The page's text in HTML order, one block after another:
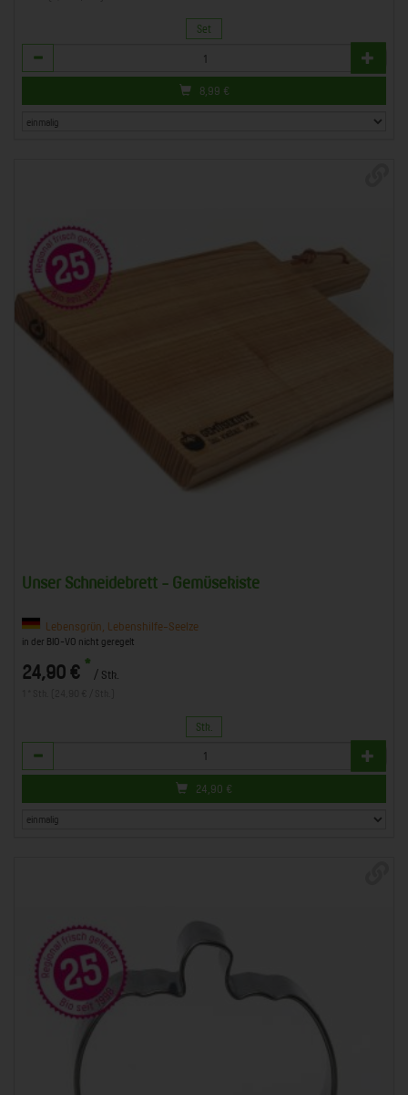
Set
Anzahl
8,99 €
Unser Schneidebrett - Gemüsekiste
Lebensgrün, Lebenshilfe-Seelze
in der BIO-VO nicht geregelt
24,90 € * / Stk.
Stk.
Anzahl
24,90 €